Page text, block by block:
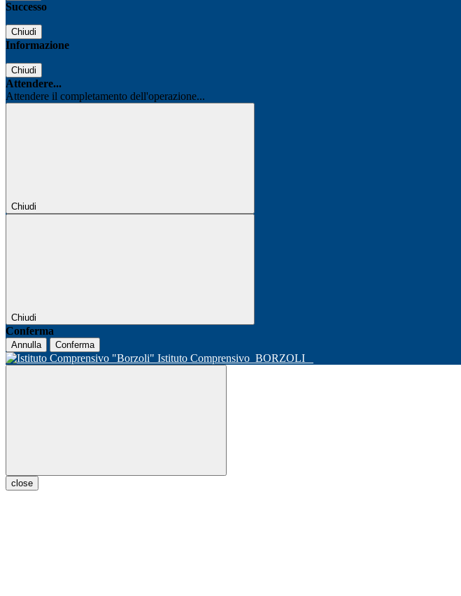
Successo
Chiudi
Informazione
Chiudi
Attendere...
Attendere il completamento dell'operazione...
Chiudi
Chiudi
Conferma
Annulla Conferma
Istituto Comprensivo BORZOLI
close